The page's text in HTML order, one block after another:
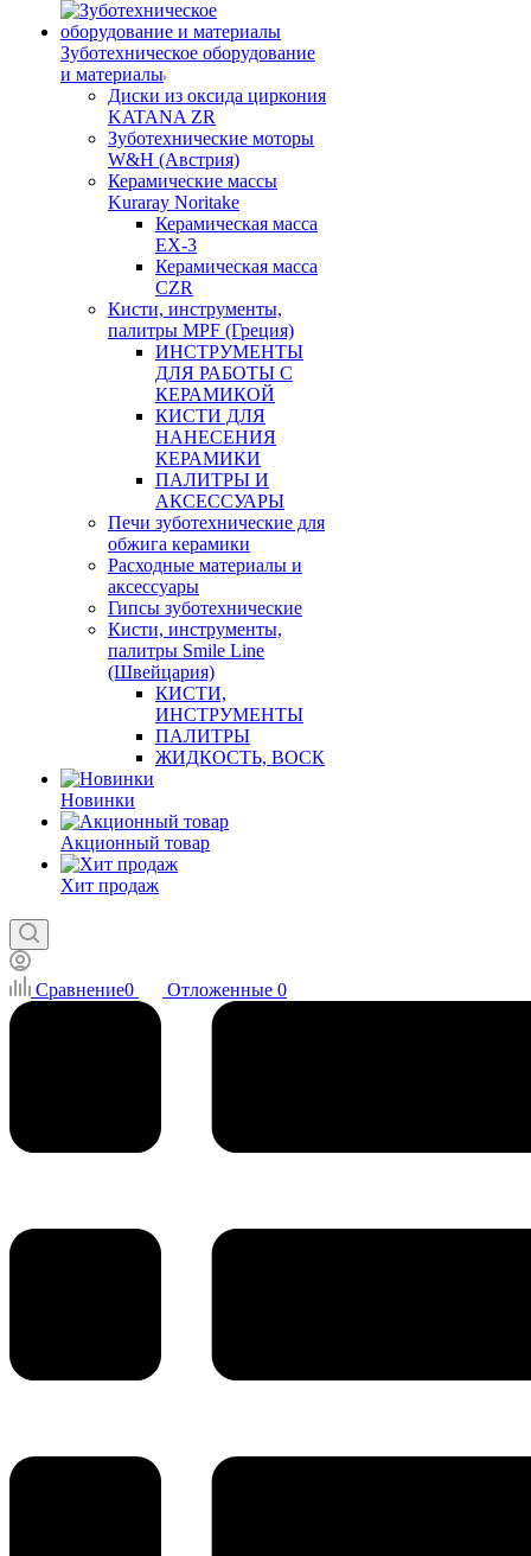
Зуботехническое оборудование
и материалы
Диски из оксида циркония
KATANA ZR
Зуботехнические моторы
W&H (Австрия)
Керамические массы
Kuraray Noritake
Керамическая масса
EX-3
Керамическая масса
CZR
Кисти, инструменты,
палитры MPF (Греция)
ИНСТРУМЕНТЫ
ДЛЯ РАБОТЫ С
КЕРАМИКОЙ
КИСТИ ДЛЯ
НАНЕСЕНИЯ
КЕРАМИКИ
ПАЛИТРЫ И
АКСЕССУАРЫ
Печи зуботехнические для
обжига керамики
Расходные материалы и
аксессуары
Гипсы зуботехнические
Кисти, инструменты,
палитры Smile Line
(Швейцария)
КИСТИ,
ИНСТРУМЕНТЫ
ПАЛИТРЫ
ЖИДКОСТЬ, ВОСК
Новинки
Акционный товар
Хит продаж
Сравнение0 Отложенные 0